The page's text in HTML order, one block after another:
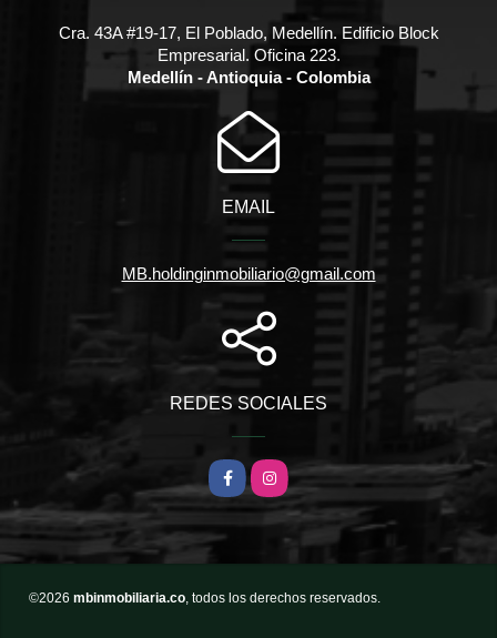
Cra. 43A #19-17, El Poblado, Medellín. Edificio Block
Empresarial. Oficina 223.
Medellín - Antioquia - Colombia
EMAIL
MB.holdinginmobiliario@gmail.com
REDES SOCIALES
FacebookInstagram
©2026 mbinmobiliaria.co , todos los derechos reservados.